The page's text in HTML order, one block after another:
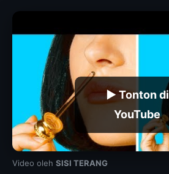
▶ Tonton di
YouTube
Video oleh SISI TERANG